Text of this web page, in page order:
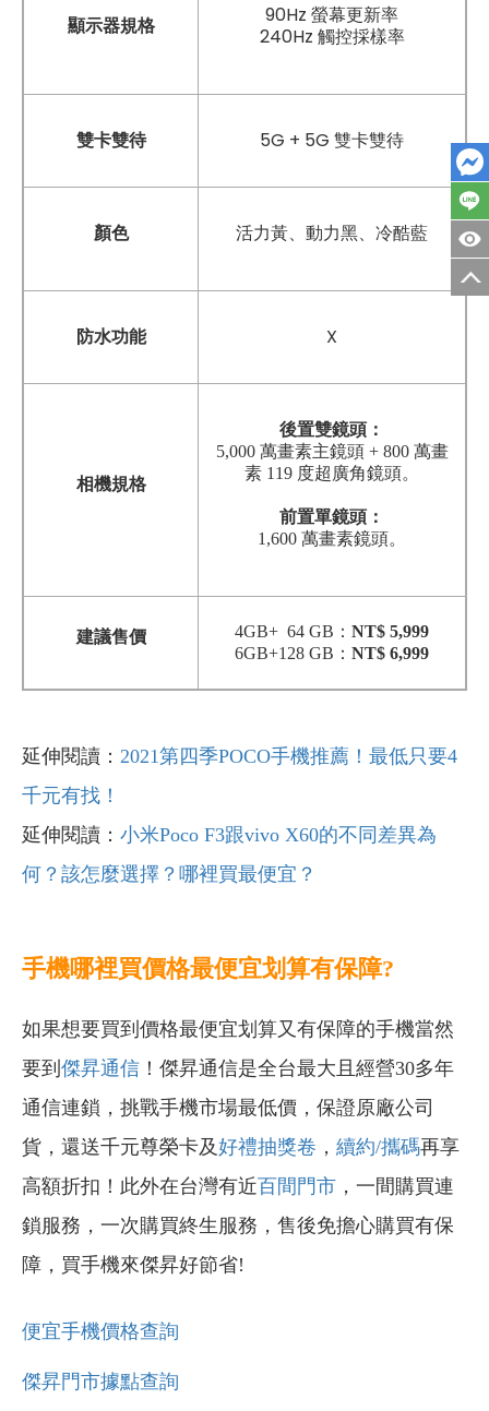
顯示器規格
90Hz 螢幕更新率
240Hz 觸控採樣率
雙卡雙待 5G + 5G 雙卡雙待
顏色 活力黃、動力黑、冷酷藍
防水功能 X
相機規格
後置雙鏡頭：
5,000 萬畫素主鏡頭 + 800 萬畫
素 119 度超廣角鏡頭。
前置單鏡頭：
1,600 萬畫素鏡頭。
建議售價 4GB+ 64 GB： NT$ 5,999
6GB+128 GB： NT$ 6,999
延伸閱讀： 2021第四季POCO手機推薦！最低只要4
千元有找！
延伸閱讀： 小米Poco F3跟vivo X60的不同差異為
何？該怎麼選擇？哪裡買最便宜？
手機哪裡買價格最便宜划算有保障?
如果想要買到價格最便宜划算又有保障的手機當然
要到 傑昇通信 ！傑昇通信是全台最大且經營30多年
通信連鎖，挑戰手機市場最低價，保證原廠公司
貨，還送千元尊榮卡及好禮抽獎卷 ， 續約/攜碼再享
高額折扣！此外在台灣有近百間門市 ，一間購買連
鎖服務，一次購買終生服務，售後免擔心購買有保
障，買手機來傑昇好節省!
便宜手機價格查詢
傑昇門市據點查詢